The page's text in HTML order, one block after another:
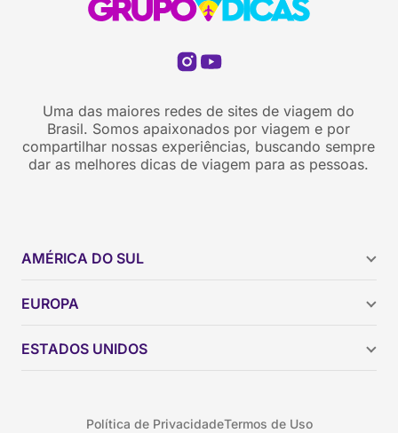
Uma das maiores redes de sites de viagem do
Brasil. Somos apaixonados por viagem e por
compartilhar nossas experiências, buscando sempre
dar as melhores dicas de viagem para as pessoas.
AMÉRICA DO SUL
Brasil
Colômbia
EUROPA
ESTADOS UNIDOS
Política de PrivacidadeTermos de Uso